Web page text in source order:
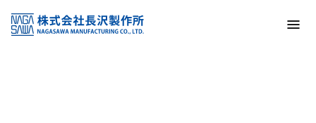
KSS加盟店・取扱店情報
店舗一覧